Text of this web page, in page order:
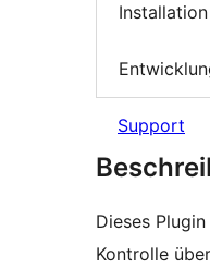
Installation
Support
Dieses
Kontrolle